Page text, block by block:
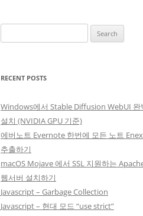
for:
RECENT POSTS
Windows에서 Stable Diffusion WebUI 완
설치 (NVIDIA GPU 기준)
에버노트 Evernote 한번에 모든 노트 Enex
추출하기
macOS Mojave 에서 SSL 지원하는
웹서버 설치하기
Javascript – Garbage Collection
Javascript – 현대 모드 “use strict”